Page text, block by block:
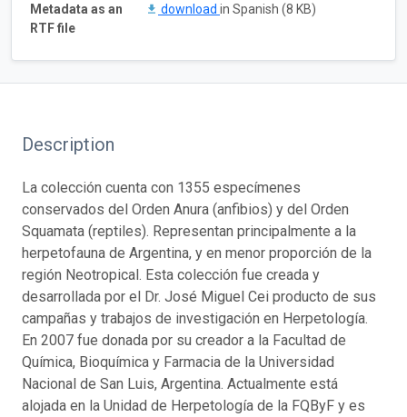
Metadata as an
RTF file
download in Spanish (8 KB)
Description
La colección cuenta con 1355 especímenes
conservados del Orden Anura (anfibios) y del Orden
Squamata (reptiles). Representan principalmente a la
herpetofauna de Argentina, y en menor proporción de la
región Neotropical. Esta colección fue creada y
desarrollada por el Dr. José Miguel Cei producto de sus
campañas y trabajos de investigación en Herpetología.
En 2007 fue donada por su creador a la Facultad de
Química, Bioquímica y Farmacia de la Universidad
Nacional de San Luis, Argentina. Actualmente está
alojada en la Unidad de Herpetología de la FQByF y es